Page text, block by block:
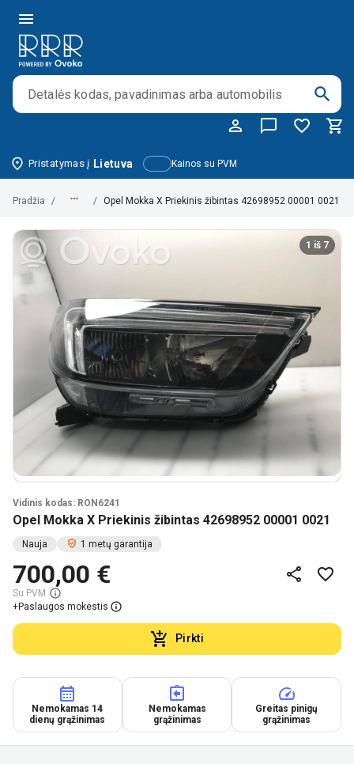
Kainos su PVM
Pristatymas į Lietuva
Pradžia / / Opel Mokka X Priekinis žibintas 42698952 00001 0021
1 iš 7
Vidinis kodas: RON6241
Opel Mokka X Priekinis žibintas 42698952 00001 0021
Nauja 1 metų garantija
700,00 €
Su PVM
+Paslaugos mokestis
Pirkti
Nemokamas 14
dienų grąžinimas
Nemokamas
grąžinimas
Greitas pinigų
grąžinimas